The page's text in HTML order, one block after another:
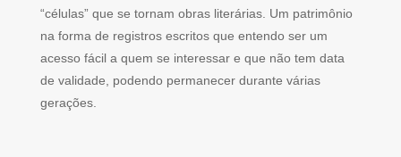
“células” que se tornam obras literárias. Um patrimônio
na forma de registros escritos que entendo ser um
acesso fácil a quem se interessar e que não tem data
de validade, podendo permanecer durante várias
gerações.